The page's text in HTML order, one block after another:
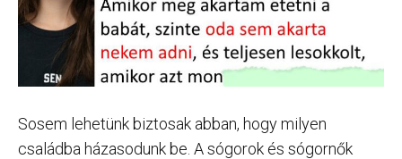
Sosem lehetünk biztosak abban, hogy milyen
családba házasodunk be. A sógorok és sógornők